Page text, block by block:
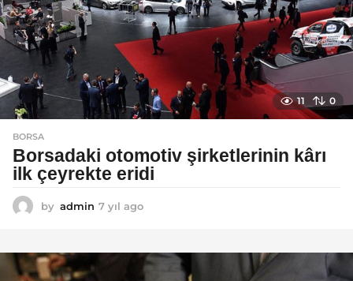
11 0
BORSA
Borsadaki otomotiv şirketlerinin kârı
ilk çeyrekte eridi
by admin 7 yıl ago
l
a